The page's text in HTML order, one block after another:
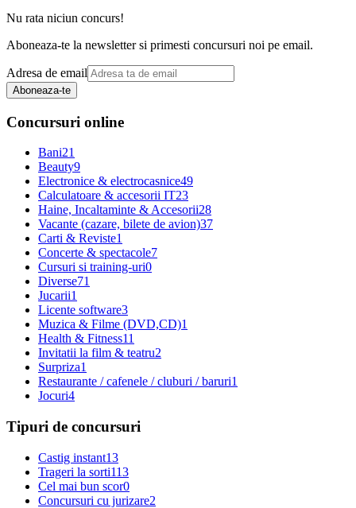
Nu rata niciun concurs!
Aboneaza-te la newsletter si primesti concursuri noi pe email.
Adresa de email
Aboneaza-te
Concursuri online
Bani21
Beauty9
Electronice & electrocasnice49
Calculatoare & accesorii IT23
Haine, Incaltaminte & Accesorii28
Vacante (cazare, bilete de avion)37
Carti & Reviste1
Concerte & spectacole7
Cursuri si training-uri0
Diverse71
Jucarii1
Licente software3
Muzica & Filme (DVD,CD)1
Health & Fitness11
Invitatii la film & teatru2
Surpriza1
Restaurante / cafenele / cluburi / baruri1
Jocuri4
Tipuri de concursuri
Castig instant13
Trageri la sorti113
Cel mai bun scor0
Concursuri cu jurizare2